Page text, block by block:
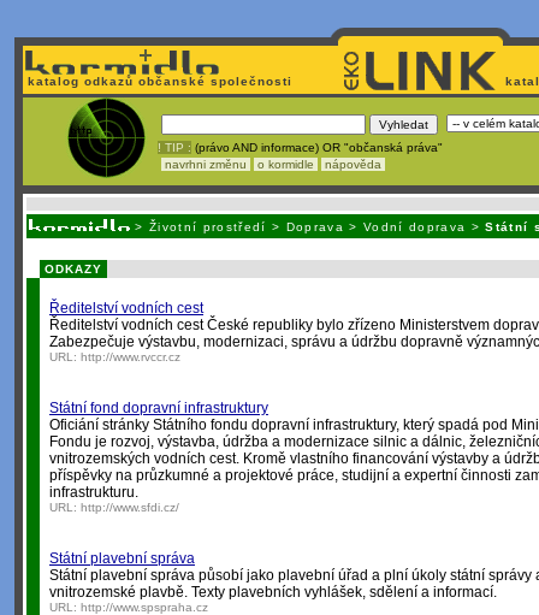
katalog odkazů občanské společnosti
! TIP : (právo AND informace) OR "občanská práva"
navrhni změnu
o kormidle nápověda
> Životní prostředí > Doprava >Vodní doprava >Státní
ODKAZY
Ředitelství vodních cest
Ředitelství vodních cest České republiky bylo zřízeno Ministerstvem
Zabezpečuje výstavbu, modernizaci, správu a údržbu dopravně
URL: http://www.rvccr.cz
Státní fond dopravní infrastruktury
Oficiání stránky Státního fondu dopravní infrastruktury, který spadá pod
Fondu je rozvoj, výstavba, údržba a modernizace silnic a dálnic,
vnitrozemských vodních cest. Kromě vlastního financování výstavby a
příspěvky na průzkumné a projektové práce, studijní a expertní činnosti
infrastrukturu.
URL: http://www.sfdi.cz/
Státní plavební správa
Státní plavební správa působí jako plavební úřad a plní úkoly státní správy
vnitrozemské plavbě. Texty plavebních vyhlášek, sdělení a informací.
URL: http://www.spspraha.cz